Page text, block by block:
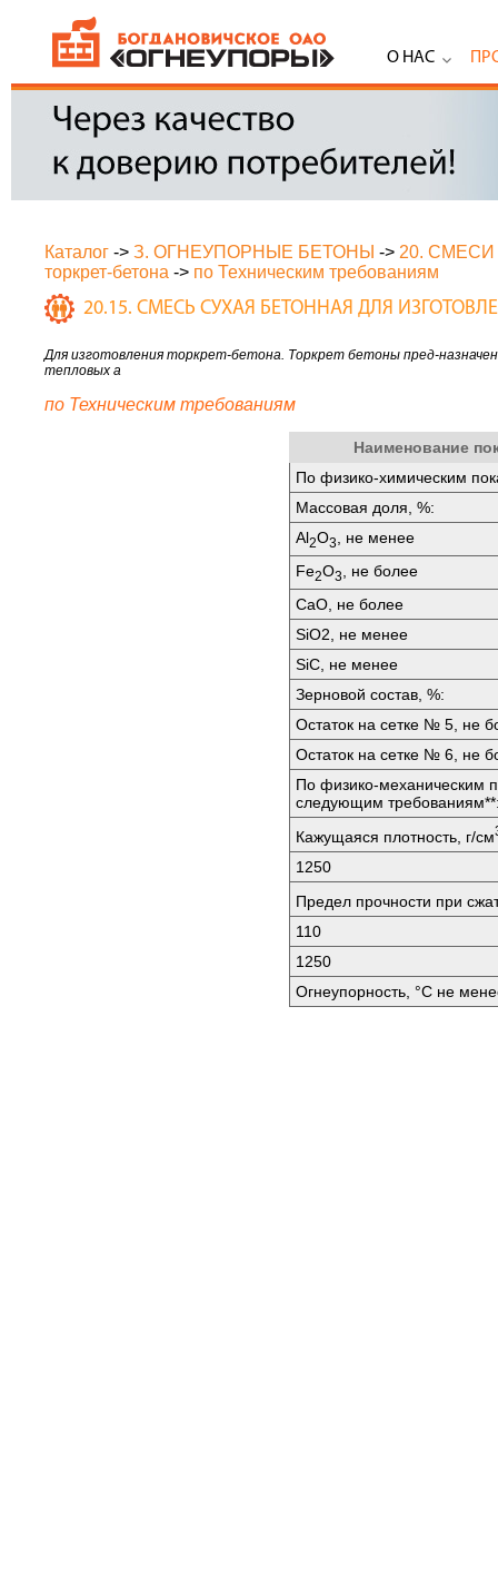
О НАС
Каталог -> З. ОГНЕУПОРНЫЕ БЕТОНЫ -> 20.
торкрет-бетона -> по Техническим требованиям
20.15. СМЕСЬ СУХАЯ БЕТОННАЯ ДЛЯ
Для изготовления торкрет-бетона. Торкрет бетоны пред-
тепловых а
по Техническим требованиям
Наименование
По физико-химическим
Массовая доля, %:
Аl2O3
, не менее
Fе2O3
, не более
СаО, не более
SiО2, не менее
SiС, не менее
Зерновой состав, %:
Остаток на сетке № 5, не
Остаток на сетке № 6, не
По физико-механическим
следующим
Кажущаяся плотность, г/см
1250
Предел прочности при
110
1250
Огнеупорность, °C не